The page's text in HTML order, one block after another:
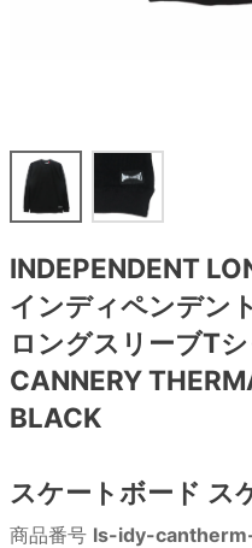
INDEPENDENT
インディペンデント
ロングスリーブT
CANNERY
BLACK
スケートボード ス
商品番号 ls-idy-
8.4inch
8.5inch
8.6inch
8.7inch
8.9inch
8.5inch
8.6inch
8.7inch
8.8inch
9.0inch以上
64mm
65mm
70mm
72mm
110mm
練習用アイテム（初心者
スケートケース・バッグ
メディア（雑誌・DVD
27.5cm
28cm
28.5cm
29cm
30cm
キャップ
ソックス
アンダーウエア
サイズの測り方